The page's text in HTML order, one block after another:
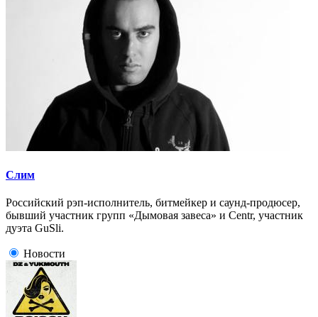
Слим
Российский рэп-исполнитель, битмейкер и саунд-продюсер,
бывший участник групп «Дымовая завеса» и Centr, участник
дуэта GuSli.
Новости